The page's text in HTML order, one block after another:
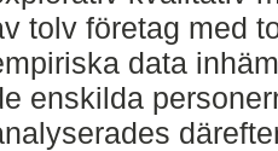
tolv företag med
data
enskilda